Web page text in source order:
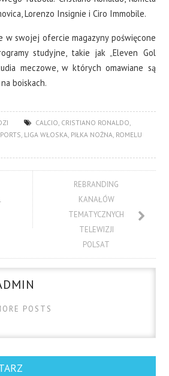
Lorenzo Insignie i Ciro Immobile.
w swojej ofercie magazyny poświęcone
studyjne, takie jak „Eleven Gol
meczowe, w których omawiane są
boiskach.
CALCIO, CRISTIANO RONALDO,
, LIGA WŁOSKA, PIŁKA NOŻNA, ROMELU
REBRANDING
KANAŁÓW
TEMATYCZNYCH
TELEWIZJI
POLSAT
POSTS